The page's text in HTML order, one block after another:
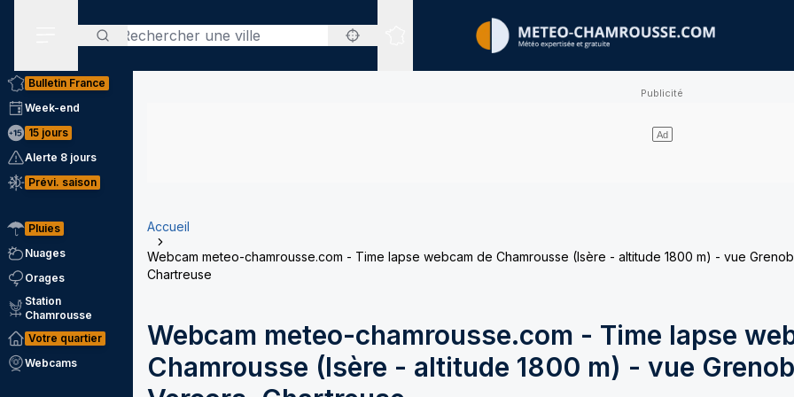
Rechercher
Sites expertisés
Bulletin France
Week-end
15 jours
Alerte 8 jours
Prévi. saison
Pluies
Nuages
Orages
Station
Chamrousse
Votre quartier
Webcams
Accueil
Webcam meteo-chamrousse.com - Time lapse webcam de Chamrousse (Isère - altitude 1800 m) - vue
Chartreuse
Webcam meteo-chamrousse.com - Time lapse
Chamrousse (Isère - altitude 1800 m) - vue